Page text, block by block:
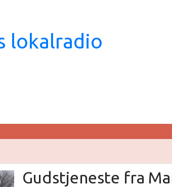
lokalradio
Gudstjeneste fra